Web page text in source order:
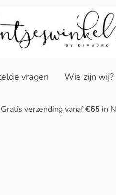
vragen Wie zijn wij?
verzending vanaf€65 in